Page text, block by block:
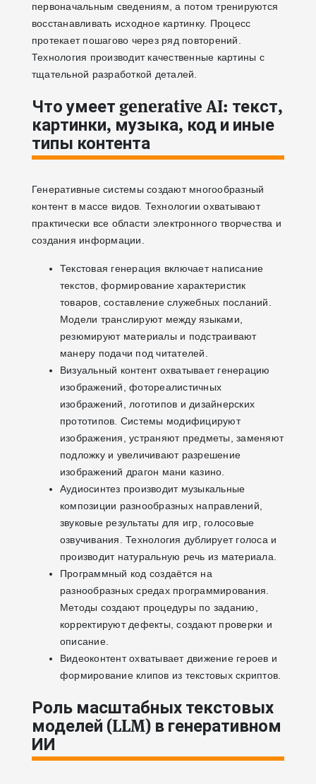
первоначальным сведениям, а потом тренируются
восстанавливать исходное картинку. Процесс
протекает пошагово через ряд повторений.
Технология производит качественные картины с
тщательной разработкой деталей.
Что умеет generative AI: текст,
картинки, музыка, код и иные
типы контента
Генеративные системы создают многообразный
контент в массе видов. Технологии охватывают
практически все области электронного творчества и
создания информации.
Текстовая генерация включает написание
текстов, формирование характеристик
товаров, составление служебных посланий.
Модели транслируют между языками,
резюмируют материалы и подстраивают
манеру подачи под читателей.
Визуальный контент охватывает генерацию
изображений, фотореалистичных
изображений, логотипов и дизайнерских
прототипов. Системы модифицируют
изображения, устраняют предметы, заменяют
подложку и увеличивают разрешение
изображений драгон мани казино.
Аудиосинтез производит музыкальные
композиции разнообразных направлений,
звуковые результаты для игр, голосовые
озвучивания. Технология дублирует голоса и
производит натуральную речь из материала.
Программный код создаётся на
разнообразных средах программирования.
Методы создают процедуры по заданию,
корректируют дефекты, создают проверки и
описание.
Видеоконтент охватывает движение героев и
формирование клипов из текстовых скриптов.
Роль масштабных текстовых
моделей (LLM) в генеративном
ИИ